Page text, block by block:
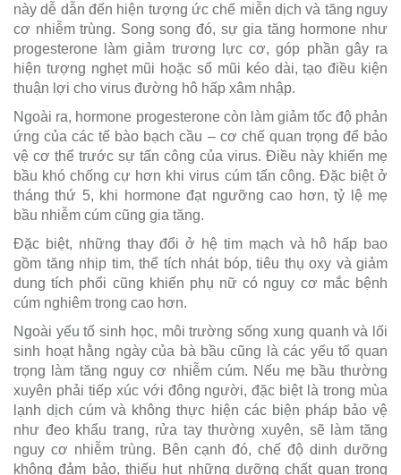
này dễ dẫn đến hiện tượng ức chế miễn dịch và tăng nguy
cơ nhiễm trùng. Song song đó, sự gia tăng hormone như
progesterone làm giảm trương lực cơ, góp phần gây ra
hiện tượng nghẹt mũi hoặc sổ mũi kéo dài, tạo điều kiện
thuận lợi cho virus đường hô hấp xâm nhập.
Ngoài ra, hormone progesterone còn làm giảm tốc độ phản
ứng của các tế bào bạch cầu – cơ chế quan trọng để bảo
vệ cơ thể trước sự tấn công của virus. Điều này khiến mẹ
bầu khó chống cự hơn khi virus cúm tấn công. Đặc biệt ở
tháng thứ 5, khi hormone đạt ngưỡng cao hơn, tỷ lệ mẹ
bầu nhiễm cúm cũng gia tăng.
Đặc biệt, những thay đổi ở hệ tim mạch và hô hấp bao
gồm tăng nhịp tim, thể tích nhát bóp, tiêu thụ oxy và giảm
dung tích phổi cũng khiến phụ nữ có nguy cơ mắc bệnh
cúm nghiêm trọng cao hơn.
Ngoài yếu tố sinh học, môi trường sống xung quanh và lối
sinh hoạt hằng ngày của bà bầu cũng là các yếu tố quan
trọng làm tăng nguy cơ nhiễm cúm. Nếu mẹ bầu thường
xuyên phải tiếp xúc với đông người, đặc biệt là trong mùa
lạnh dịch cúm và không thực hiện các biện pháp bảo vệ
như đeo khẩu trang, rửa tay thường xuyên, sẽ làm tăng
nguy cơ nhiễm trùng. Bên cạnh đó, chế độ dinh dưỡng
không đảm bảo, thiếu hụt những dưỡng chất quan trọng